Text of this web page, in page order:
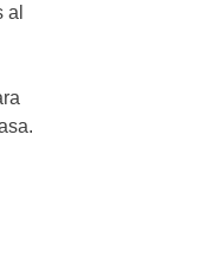
al